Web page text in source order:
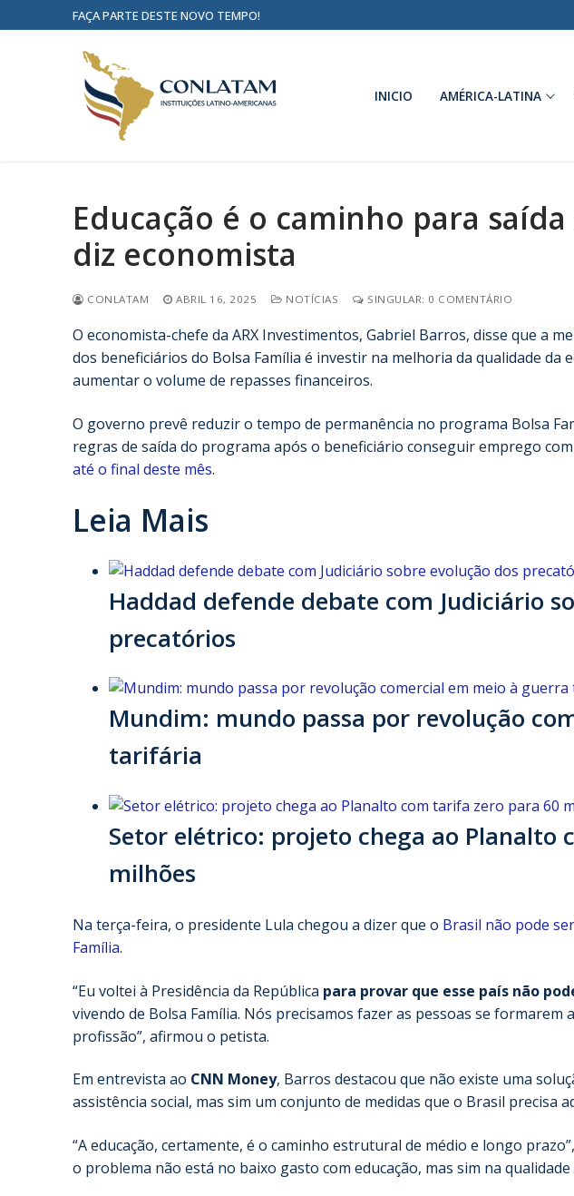
FAÇA PARTE DESTE NOVO TEMPO!
INICIO AMÉRICA-LATINA
Educação é o caminho para
diz economista
CONLATAM ABRIL 16, 2025 NOTÍCIAS SINGULAR: 0 COMENTÁRIO
O economista-chefe da ARX Investimentos, Gabriel Barros, disse que a
dos beneficiários do Bolsa Família é investir na melhoria da qualidade da
aumentar o volume de repasses financeiros.
O governo prevê reduzir o tempo de permanência no programa Bolsa
regras de saída do programa após o beneficiário conseguir emprego
até o final deste mês.
Leia Mais
Haddad defende debate com Judiciário
precatórios
Mundim: mundo passa por revolução
tarifária
Setor elétrico: projeto chega ao Planalto
milhões
Na terça-feira, o presidente Lula chegou a dizer que o Brasil não pode
Família.
“Eu voltei à Presidência da República para provar que esse país não
vivendo de Bolsa Família. Nós precisamos fazer as pessoas se formarem
profissão”, afirmou o petista.
Em entrevista ao CNN Money, Barros destacou que não existe uma
assistência social, mas sim um conjunto de medidas que o Brasil precisa
“A educação, certamente, é o caminho estrutural de médio e longo
o problema não está no baixo gasto com educação, mas sim na